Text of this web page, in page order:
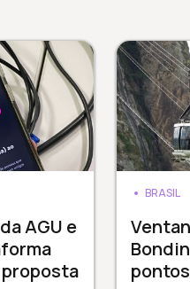
AGU e
BRASIL